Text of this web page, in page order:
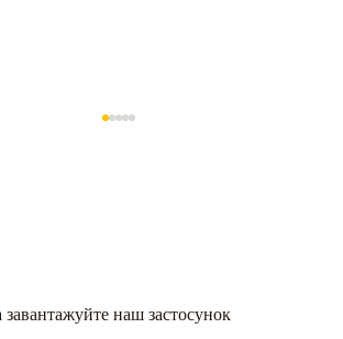
наш застосунок